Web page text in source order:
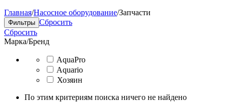
Главная/Насосное оборудование/Запчасти
Фильтры Сбросить
Сбросить
Марка/Бренд
AquaPro
Aquario
Хозяин
По этим критериям поиска ничего не найдено